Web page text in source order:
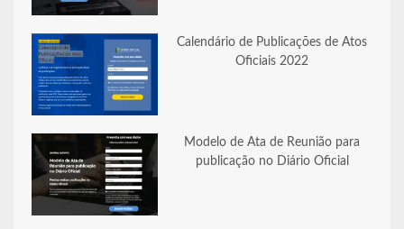
Calendário de Publicações de Atos
Oficiais 2022
Modelo de Ata de Reunião para
publicação no Diário Oficial